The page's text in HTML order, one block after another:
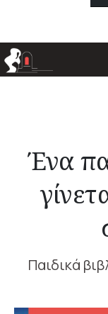
Ένα
Παιδικά